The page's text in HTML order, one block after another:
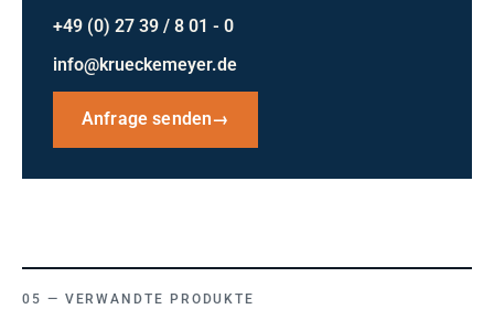
+49 (0) 27 39 / 8 01 - 0
info@krueckemeyer.de
Anfrage senden→
VERWANDTE PRODUKTE